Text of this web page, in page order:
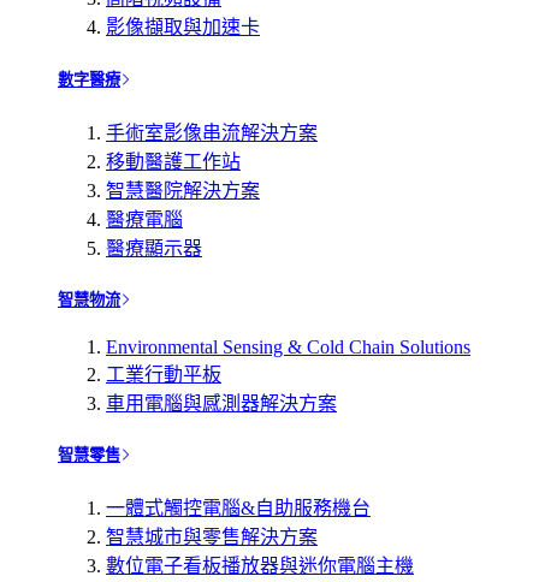
影像擷取與加速卡
數字醫療
手術室影像串流解決方案
移動醫護工作站
智慧醫院解決方案
醫療電腦
醫療顯示器
智慧物流
Environmental Sensing & Cold Chain Solutions
工業行動平板
車用電腦與感測器解決方案
智慧零售
一體式觸控電腦&自助服務機台
智慧城市與零售解決方案
數位電子看板播放器與迷你電腦主機